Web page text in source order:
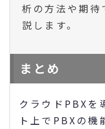
析の方法や期
説します。
まとめ
クラウドPBXを
ト上でPBXの機